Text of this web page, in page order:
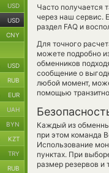
Часто получается
через наш сервис.
раздел FAQ и
Для точного
можете подробно
обменников
сообщение о
любой момент,
помощью
Каждый из
при этом команда
Использование
пунктах. При
размер резервов и
USD
USD
CNY
USD
RUB
EUR
UAH
BYN
KZT
TRY
RUB